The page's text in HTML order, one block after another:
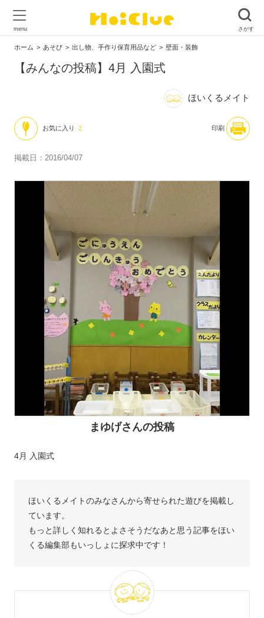
ホーム あそび 出し物、手作り保育用品など 壁面・装飾
【みんなの投稿】4月 入園式
ほいくるメイト
お気に入り 2 印刷
掲載日：2016/04/07
まゆげさんの投稿
4月 入園式
ほいくるメイトのみなさんから寄せられた遊びを掲載し
ています。
もっと詳しく知れるとよさそうだなあと思う記事をほい
くる編集部もいっしょに探求中です！